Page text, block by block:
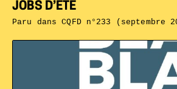
JOBS D’ÉTÉ
Paru dansCQFD n°233 (septembre